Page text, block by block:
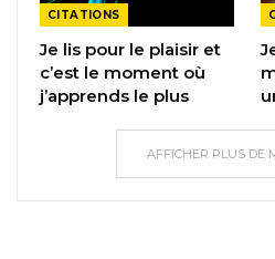
CITATIONS
Je lis pour le plaisir et
c’est le moment où
j’apprends le plus
AFFICHER PLUS DE